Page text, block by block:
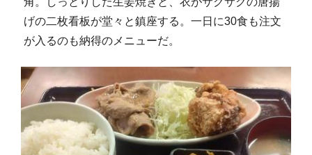
げの二枚看板が堂々と鎮座する。一日に30食も注文
が入るのも納得のメニューだ。